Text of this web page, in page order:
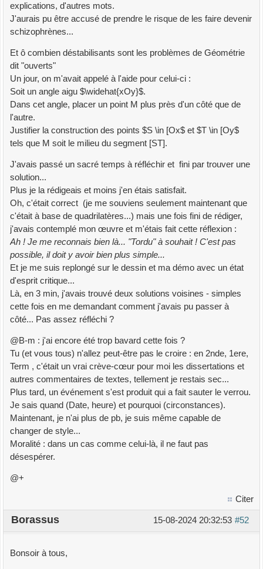
explications, d'autres mots.
J'aurais pu être accusé de prendre le risque de les faire devenir
schizophrènes...
Et ô combien déstabilisants sont les problèmes de Géométrie
dit "ouverts"
Un jour, on m'avait appelé à l'aide pour celui-ci :
Soit un angle aigu $\widehat{xOy}$.
Dans cet angle, placer un point M plus près d'un côté que de
l'autre.
Justifier la construction des points $S \in [Ox$ et $T \in [Oy$
tels que M soit le milieu du segment [ST].
J'avais passé un sacré temps à réfléchir et fini par trouver une
solution...
Plus je la rédigeais et moins j'en étais satisfait.
Oh, c'était correct (je me souviens seulement maintenant que
c'était à base de quadrilatères...) mais une fois fini de rédiger,
j'avais contemplé mon œuvre et m'étais fait cette réflexion :
Ah ! Je me reconnais bien là... "Tordu" à souhait ! C'est pas
possible, il doit y avoir bien plus simple...
Et je me suis replongé sur le dessin et ma démo avec un état
d'esprit critique...
Là, en 3 min, j'avais trouvé deux solutions voisines - simples
cette fois en me demandant comment j'avais pu passer à
côté... Pas assez réfléchi ?
@B-m : j'ai encore été trop bavard cette fois ?
Tu (et vous tous) n'allez peut-être pas le croire : en 2nde, 1ere,
Term , c'était un vrai crève-cœur pour moi les dissertations et
autres commentaires de textes, tellement je restais sec...
Plus tard, un événement s'est produit qui a fait sauter le verrou.
Je sais quand (Date, heure) et pourquoi (circonstances).
Maintenant, je n'ai plus de pb, je suis même capable de
changer de style...
Moralité : dans un cas comme celui-là, il ne faut pas
désespérer.
@+
Citer
#52
15-08-2024 20:32:53
Borassus
Bonsoir à tous,